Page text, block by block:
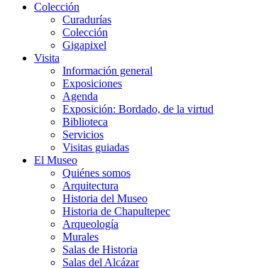
Colección
Curadurías
Colección
Gigapixel
Visita
Información general
Exposiciones
Agenda
Exposición: Bordado, de la virtud
Biblioteca
Servicios
Visitas guiadas
El Museo
Quiénes somos
Arquitectura
Historia del Museo
Historia de Chapultepec
Arqueología
Murales
Salas de Historia
Salas del Alcázar